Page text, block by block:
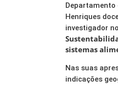
Departamento
Henriques
investigador
sistemas
Nas suas
indicações